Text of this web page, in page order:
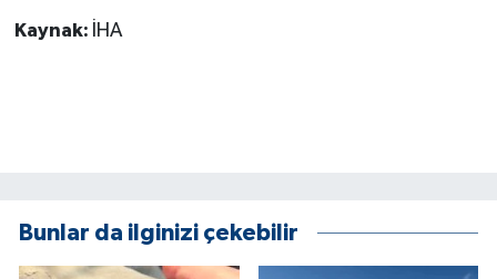
Kaynak: İHA
Bunlar da ilginizi çekebilir